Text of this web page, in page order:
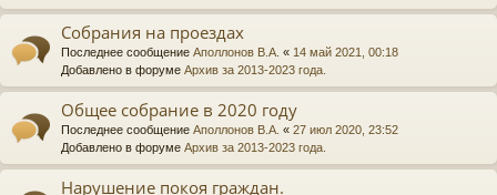
Собрания на проездах
Последнее сообщение Аполлонов В.А. « 14 май 2021, 00:18
Добавлено в форуме Архив за 2013-2023 года.
Общее собрание в 2020 году
Последнее сообщение Аполлонов В.А. « 27 июл 2020, 23:52
Добавлено в форуме Архив за 2013-2023 года.
Нарушение покоя граждан.